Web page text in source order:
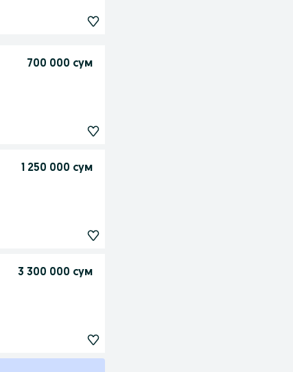
700 000 сум
1 250 000 сум
3 300 000 сум